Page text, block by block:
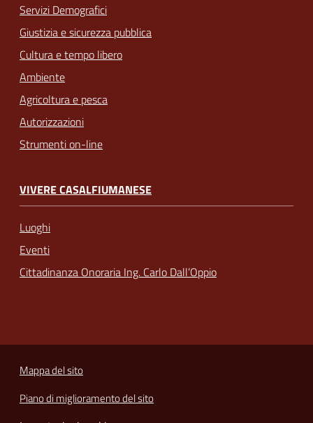
Servizi Demografici
Giustizia e sicurezza pubblica
Cultura e tempo libero
Ambiente
Agricoltura e pesca
Autorizzazioni
Strumenti on-line
VIVERE CASALFIUMANESE
Luoghi
Eventi
Cittadinanza Onoraria Ing. Carlo Dall’Oppio
Mappa del sito
Piano di miglioramento del sito